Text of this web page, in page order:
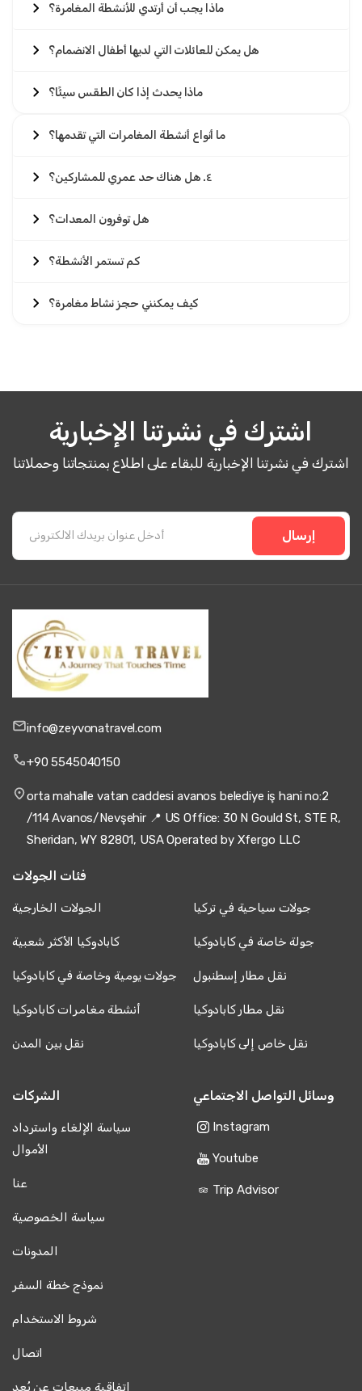
ماذا يجب أن أرتدي للأنشطة المغامرة؟
هل يمكن للعائلات التي لديها أطفال الانضمام؟
ماذا يحدث إذا كان الطقس سيئًا؟
ما أنواع أنشطة المغامرات التي تقدمها؟
٤. هل هناك حد عمري للمشاركين؟
هل توفرون المعدات؟
كم تستمر الأنشطة؟
كيف يمكنني حجز نشاط مغامرة؟
اشترك في نشرتنا الإخبارية
اشترك في نشرتنا الإخبارية للبقاء على اطلاع بمنتجاتنا وحملاتنا
إرسال
info@zeyvonatravel.com
+90 5545040150
orta mahalle vatan caddesi avanos belediye iş hani no:2
/114 Avanos/Nevşehir 📍 US Office: 30 N Gould St, STE R,
Sheridan, WY 82801, USA Operated by Xfergo LLC
فئات الجولات
الجولات الخارجية جولات سياحية في تركيا
كابادوكيا الأكثر شعبية جولة خاصة في كابادوكيا
جولات يومية وخاصة في كابادوكيا نقل مطار إسطنبول
أنشطة مغامرات كابادوكيا نقل مطار كابادوكيا
نقل بين المدن نقل خاص إلى كابادوكيا
الشركات
سياسة الإلغاء واسترداد
الأموال
عنا
سياسة الخصوصية
المدونات
نموذج خطة السفر
شروط الاستخدام
اتصال
اتفاقية مبيعات عن بُعد
وسائل التواصل الاجتماعي
Instagram
Youtube
Trip Advisor